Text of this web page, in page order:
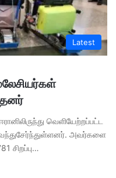
Latest
வெளியேற்றப்பட்ட
வந்துசேர்ந்துள்ளனர். அவர்களை
சிறப்பு…